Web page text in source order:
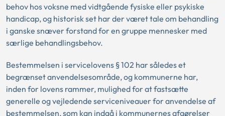
behov hos voksne med vidtgående fysiske eller psykiske
handicap, og historisk set har der været tale om behandling
i ganske snæver forstand for en gruppe mennesker med
særlige behandlingsbehov.
Bestemmelsen i servicelovens § 102 har således et
begrænset anvendelsesområde, og kommunerne har,
inden for lovens rammer, mulighed for at fastsætte
generelle og vejledende serviceniveauer for anvendelse af
bestemmelsen, som kan indgå i kommunernes afgørelser